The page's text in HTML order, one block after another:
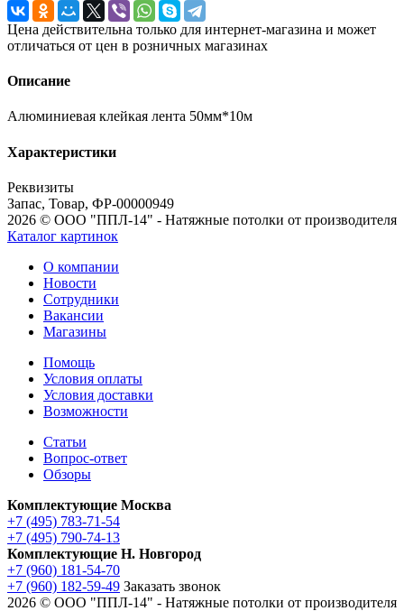
Цена действительна только для интернет-магазина и может
отличаться от цен в розничных магазинах
Описание
Алюминиевая клейкая лента 50мм*10м
Характеристики
Реквизиты
Запас, Товар, ФР-00000949
2026 © ООО "ППЛ-14" - Натяжные потолки от производителя
Каталог картинок
О компании
Новости
Сотрудники
Вакансии
Магазины
Помощь
Условия оплаты
Условия доставки
Возможности
Статьи
Вопрос-ответ
Обзоры
Комплектующие Москва
+7 (495) 783-71-54
+7 (495) 790-74-13
Комплектующие Н. Новгород
+7 (960) 181-54-70
+7 (960) 182-59-49 Заказать звонок
2026 © ООО "ППЛ-14" - Натяжные потолки от производителя